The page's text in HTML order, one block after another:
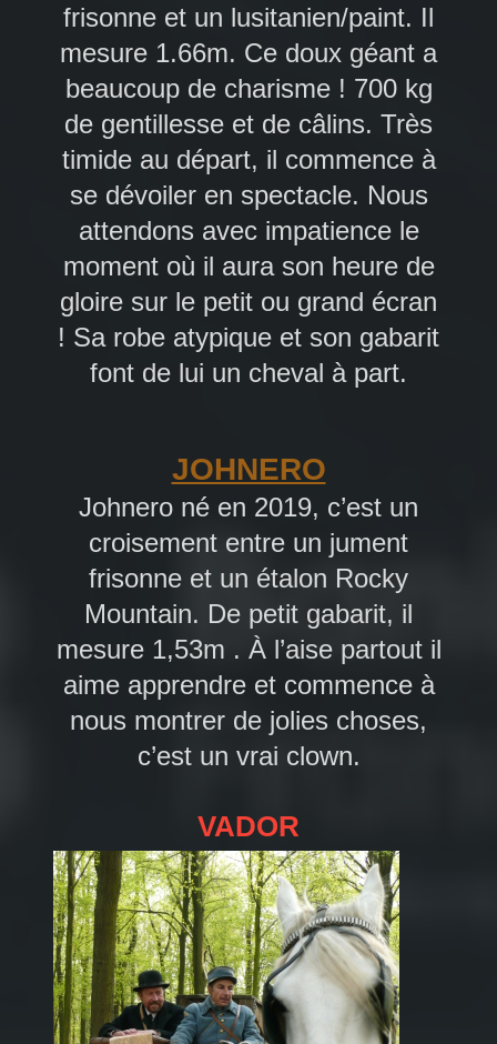
frisonne et un lusitanien/paint. Il
mesure 1.66m. Ce doux géant a
beaucoup de charisme ! 700 kg
de gentillesse et de câlins. Très
timide au départ, il commence à
se dévoiler en spectacle. Nous
attendons avec impatience le
moment où il aura son heure de
gloire sur le petit ou grand écran
! Sa robe atypique et son gabarit
font de lui un cheval à part.
JOHNERO
Johnero né en 2019, c’est un
croisement entre un jument
frisonne et un étalon Rocky
Mountain. De petit gabarit, il
mesure 1,53m . À l’aise partout il
aime apprendre et commence à
nous montrer de jolies choses,
c’est un vrai clown.
VADOR